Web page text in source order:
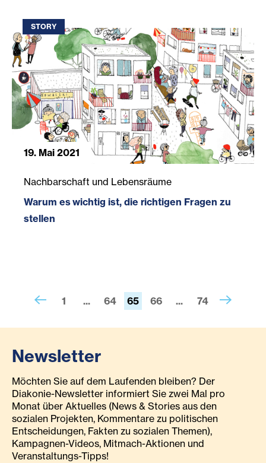
STORY
19. Mai 2021
Nachbarschaft und Lebensräume
Warum es wichtig ist, die richtigen Fragen zu
stellen
1 ... 64 65 66 ... 74
Newsletter
Möchten Sie auf dem Laufenden bleiben? Der
Diakonie-Newsletter informiert Sie zwei Mal pro
Monat über Aktuelles (News & Stories aus den
sozialen Projekten, Kommentare zu politischen
Entscheidungen, Fakten zu sozialen Themen),
Kampagnen-Videos, Mitmach-Aktionen und
Veranstaltungs-Tipps!